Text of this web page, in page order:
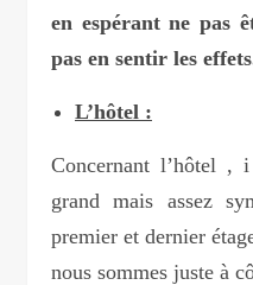
en espérant ne pas
pas en sentir les
L’hôtel :
Concernant l’hôtel ,
grand mais assez
premier et dernier
nous sommes juste à